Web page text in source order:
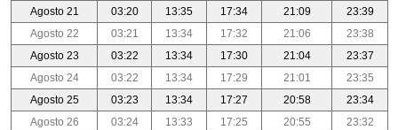
Agosto 21
03:20 13:35 17:34 21:09
23:39
Agosto 22
03:21 13:34 17:32 21:06
23:38
Agosto 23
03:22 13:34 17:30 21:04
23:37
Agosto 24
03:22 13:34 17:29 21:01
23:35
Agosto 25
03:23 13:34 17:27 20:58
23:34
Agosto 26
03:24 13:33 17:25 20:55
23:32